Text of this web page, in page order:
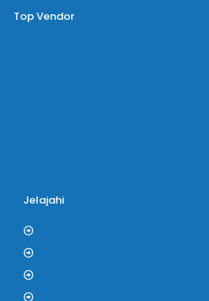
Top Vendor
Jelajahi